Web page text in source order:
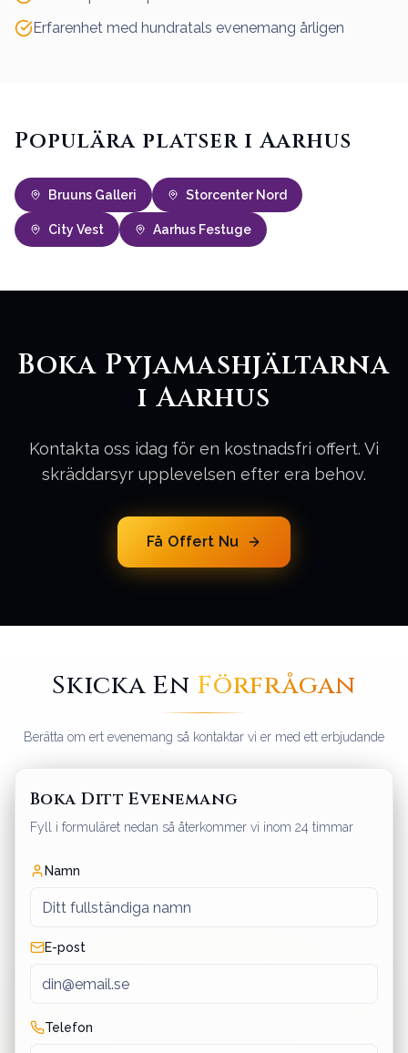
Erfarenhet med hundratals evenemang årligen
Populära platser i Aarhus
Bruuns Galleri Storcenter Nord
City Vest Aarhus Festuge
Boka Pyjamashjältarna
i Aarhus
Kontakta oss idag för en kostnadsfri offert. Vi
skräddarsyr upplevelsen efter era behov.
Få Offert Nu
Skicka En Förfrågan
Berätta om ert evenemang så kontaktar vi er med ett erbjudande
Boka Ditt Evenemang
Fyll i formuläret nedan så återkommer vi inom 24 timmar
Namn
E-post
Telefon